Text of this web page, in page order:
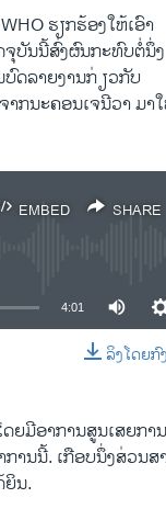
ຮຽກຮ້ອງໃຫ້ເອົາ
ບັນນີ້ສົ່ງຜົນກະທົບຕໍ່ນຶ່ງ
ດລາຍງານກ່ ຽວກັບ
ກນະຄອນເຈນີວາ ມາ
EMBED SHARE
SHARE
4:01
ລິງໂດຍກົງ
ຍມີອາການສູນເສຍການ
ານນີ້. ເກືອບນຶ່ງສ່ວນສ
ຍິນ.